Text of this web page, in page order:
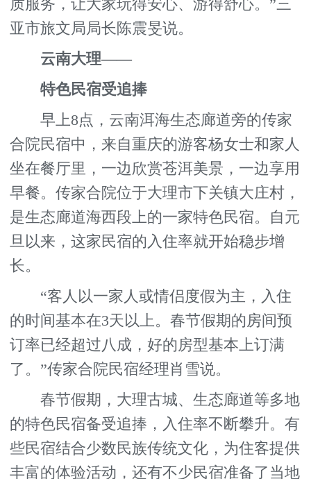
质服务，让大家玩得安心、游得舒心。”三
亚市旅文局局长陈震旻说。
云南大理——
特色民宿受追捧
早上8点，云南洱海生态廊道旁的传家
合院民宿中，来自重庆的游客杨女士和家人
坐在餐厅里，一边欣赏苍洱美景，一边享用
早餐。传家合院位于大理市下关镇大庄村，
是生态廊道海西段上的一家特色民宿。自元
旦以来，这家民宿的入住率就开始稳步增
长。
“客人以一家人或情侣度假为主，入住
的时间基本在3天以上。春节假期的房间预
订率已经超过八成，好的房型基本上订满
了。”传家合院民宿经理肖雪说。
春节假期，大理古城、生态廊道等多地
的特色民宿备受追捧，入住率不断攀升。有
些民宿结合少数民族传统文化，为住客提供
丰富的体验活动，还有不少民宿准备了当地